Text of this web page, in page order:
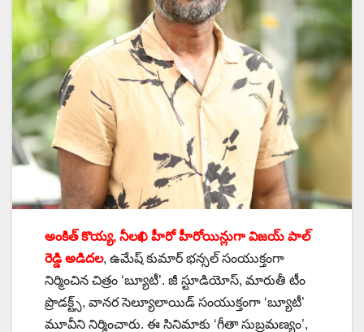
అంకిత్ కొయ్య, నీలఖి హీరో హీరోయిన్లుగా విజయ్ పాల్
రెడ్డి అడిదల, ఉమేష్ కుమార్ భన్సల్ సంయుక్తంగా
నిర్మించిన చిత్రం ‘బ్యూటీ’. జీ స్టూడియోస్, మారుతీ టీం
ప్రొడక్ట్స్, వానర సెల్యూలాయిడ్ సంయుక్తంగా ‘బ్యూటీ’
మూవీని నిర్మించారు. ఈ సినిమాకు ‘గీతా సుబ్రమణ్యం’,